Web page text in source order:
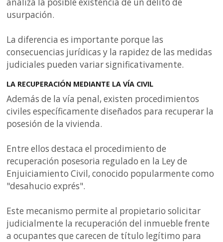
usurpación.
La diferencia es importante porque las
consecuencias jurídicas y la rapidez de las medidas
judiciales pueden variar significativamente.
LA RECUPERACIÓN MEDIANTE LA VÍA CIVIL
Además de la vía penal, existen procedimientos
civiles específicamente diseñados para recuperar la
posesión de la vivienda.
Entre ellos destaca el procedimiento de
recuperación posesoria regulado en la Ley de
Enjuiciamiento Civil, conocido popularmente como
"desahucio exprés".
Este mecanismo permite al propietario solicitar
judicialmente la recuperación del inmueble frente
a ocupantes que carecen de título legítimo para